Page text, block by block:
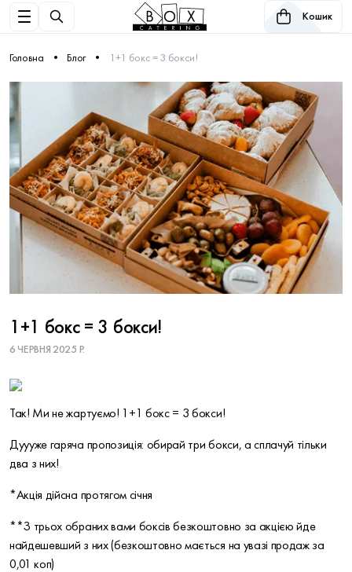
Кошик
Головна Блог 1+1 бокс = 3 бокси!
1+1 бокс = 3 бокси!
6 ЧЕРВНЯ 2025 Р.
Так! Ми не жартуємо! 1+1 бокс = 3 бокси!
Дуууже гаряча пропозиція: обирай три бокси, а сплачуй тільки
два з них!
*Акція дійсна протягом січня
**З трьох обраних вами боксів безкоштовно за акцією йде
найдешевший з них (безкоштовно мається на увазі продаж за
0,01 коп)